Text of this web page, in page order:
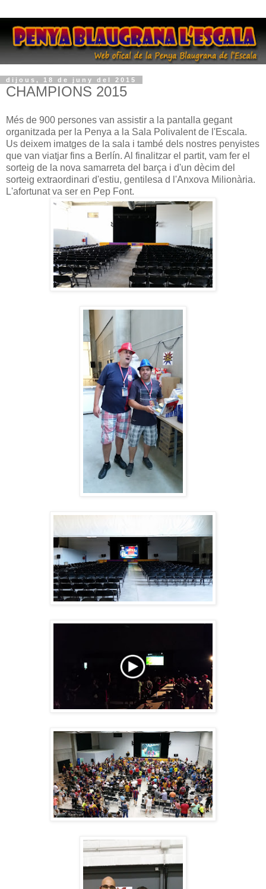
dijous, 18 de juny del 2015
CHAMPIONS 2015
Més de 900 persones van assistir a la pantalla gegant
organitzada per la Penya a la Sala Polivalent de l'Escala.
Us deixem imatges de la sala i també dels nostres penyistes
que van viatjar fins a Berlín. Al finalitzar el partit, vam fer el
sorteig de la nova samarreta del barça i d'un dècim del
sorteig extraordinari d'estiu, gentilesa d l'Anxova Milionària.
L'afortunat va ser en Pep Font.